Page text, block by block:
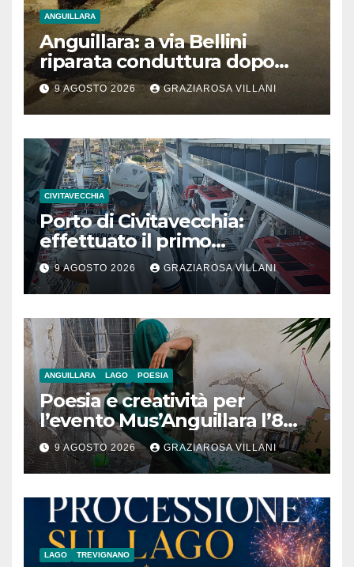
ANGUILLARA
Anguillara: a via Bellini
riparata conduttura dopo
segnalazione IdD
9 AGOSTO 2026 GRAZIAROSA VILLANI
CIVITAVECCHIA
Porto di Civitavecchia:
effettuato il primo
rifornimento di GNL ad una
nave da crociera
9 AGOSTO 2026 GRAZIAROSA VILLANI
ANGUILLARA LAGO POESIA
Poesia e creatività per
l’evento Mus’Anguillara l’8
agosto 2026 al Museo
Contadino
9 AGOSTO 2026 GRAZIAROSA VILLANI
LAGO TREVIGNANO